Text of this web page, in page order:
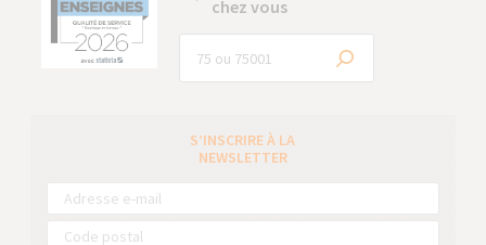
chez vous
S’INSCRIRE À LA
NEWSLETTER